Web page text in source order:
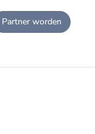
Partner worden